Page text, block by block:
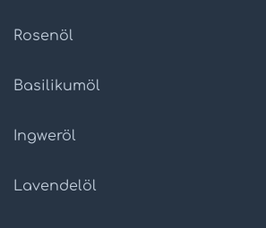
Rosenöl
Basilikumöl
Ingweröl
Lavendelöl